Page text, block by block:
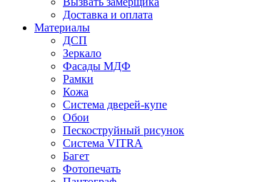
Доставка и оплата
Материалы
ДСП
Зеркало
Фасады МДФ
Рамки
Кожа
Система дверей-купе
Обои
Пескоструйный рисунок
Система VITRA
Багет
Фотопечать